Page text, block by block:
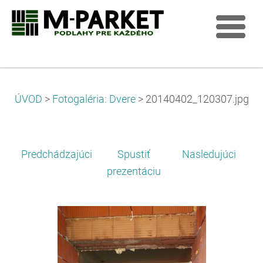
ÚVOD > Fotogaléria: Dvere > 20140402_120307.jpg
Predchádzajúci
Spustiť
prezentáciu
Nasledujúci